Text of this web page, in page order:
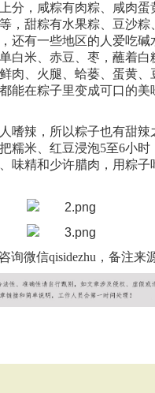
分，咸粽有肉粽、咸肉蛋
，甜粽有水果粽、豆沙粽
还有一些地区的人爱吃碱
白米、赤豆、枣，蘸着白
肉、火腿、蛤蒌、蛋黄、
能在粽子里变成可口的美
嗜辣，所以粽子也有甜辣
糯米、红豆浸泡5至6小时
味精和少许腊肉，用粽子
询微信qisidezhu，备注来